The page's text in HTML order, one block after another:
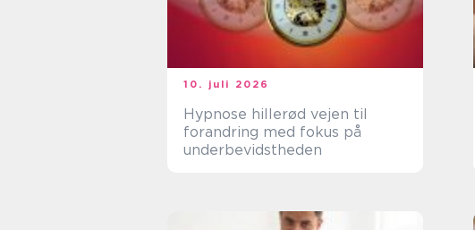
10. juli 2026
Hypnose hillerød vejen til
forandring med fokus på
underbevidstheden